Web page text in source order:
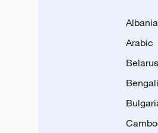
Arabic
Bengali